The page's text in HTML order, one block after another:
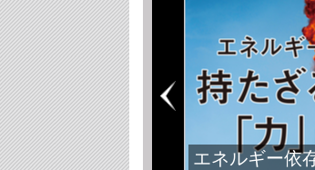
エネルギー依